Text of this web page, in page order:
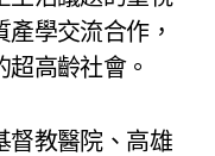
學交流合作，
高齡社會。
督教醫院、高雄